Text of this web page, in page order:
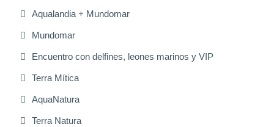
Aqualandia + Mundomar
Mundomar
Encuentro con delfines, leones marinos y VIP
Terra Mítica
AquaNatura
Terra Natura